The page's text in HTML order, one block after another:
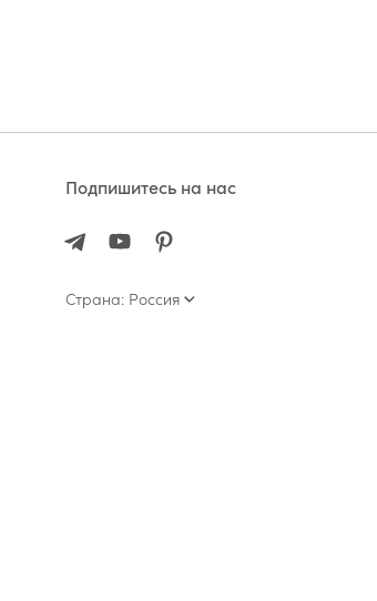
Подпишитесь на нас
Страна: Россия